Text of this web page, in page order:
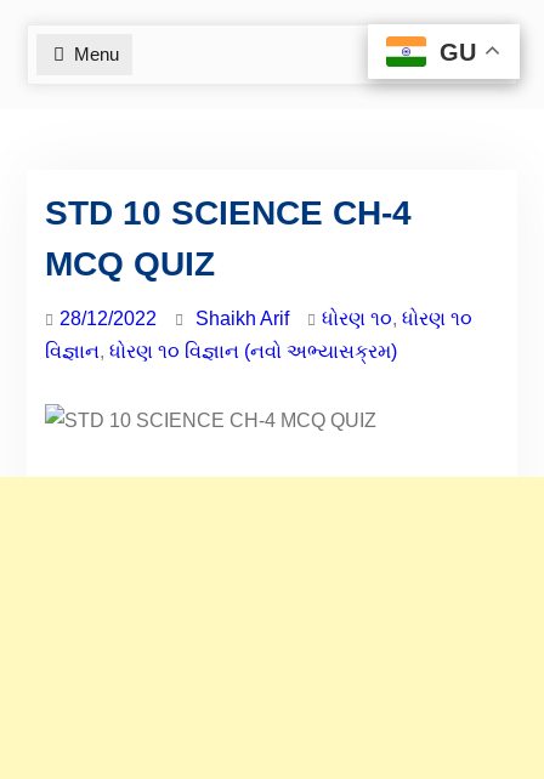
Menu
STD 10 SCIENCE CH-4
MCQ QUIZ
28/12/2022 Shaikh Arif ધોરણ ૧૦, ધોરણ ૧૦
વિજ્ઞાન, ધોરણ ૧૦ વિજ્ઞાન (નવો અભ્યાસક્રમ)
GU
GU